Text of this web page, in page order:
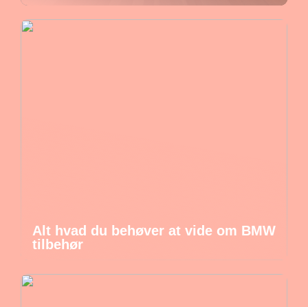
Alt hvad du behøver at vide om BMW
tilbehør